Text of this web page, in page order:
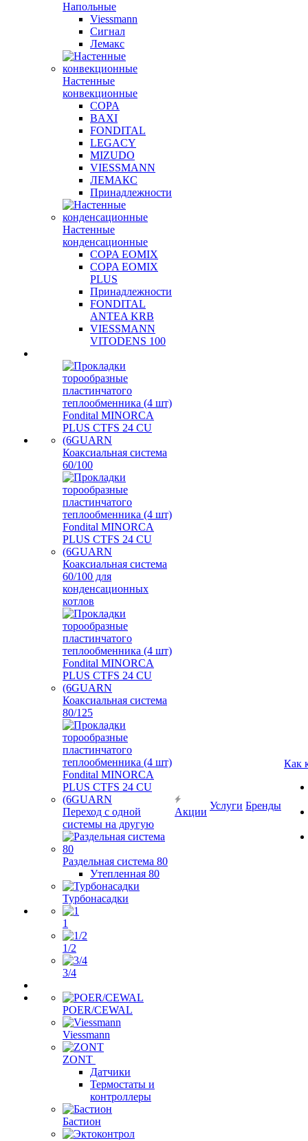
Напольные
Viessmann
Сигнал
Лемакс
Настенные
конвекционные
COPA
BAXI
FONDITAL
LEGACY
MIZUDO
VIESSMANN
ЛЕМАКС
Принадлежности
Настенные
конденсационные
COPA EOMIX
COPA EOMIX
PLUS
Принадлежности
FONDITAL
ANTEA KRB
VIESSMANN
VITODENS 100
Коаксиальная система
60/100
Коаксиальная система
60/100 для
конденсационных
котлов
Коаксиальная система
80/125
Переход с одной
системы на другую
Раздельная система 80
Утепленная 80
Турбонасадки
1
1/2
3/4
POER/CEWAL
Viessmann
ZONT
Датчики
Термостаты и
контроллеры
Бастион
Акции
Услуги Бренды
Как